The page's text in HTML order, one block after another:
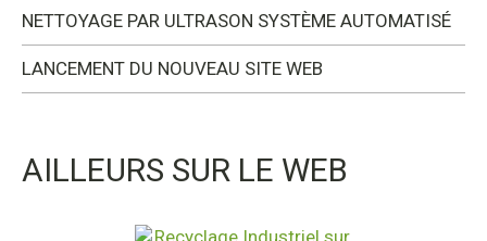
NETTOYAGE PAR ULTRASON SYSTÈME AUTOMATISÉ
LANCEMENT DU NOUVEAU SITE WEB
AILLEURS SUR LE WEB